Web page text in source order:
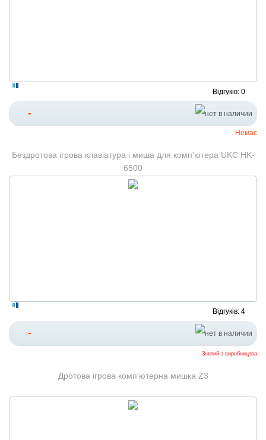
Відгуків: 0
-
Немає
Бездротова ігрова клавіатура і миша для комп'ютера UKC HK-
6500
Відгуків: 4
-
Знятий з виробництва
Дротова ігрова комп'ютерна мишка Z3